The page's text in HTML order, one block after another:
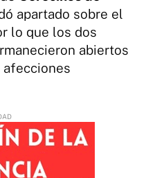
apartado sobre el
lo que los dos
abiertos